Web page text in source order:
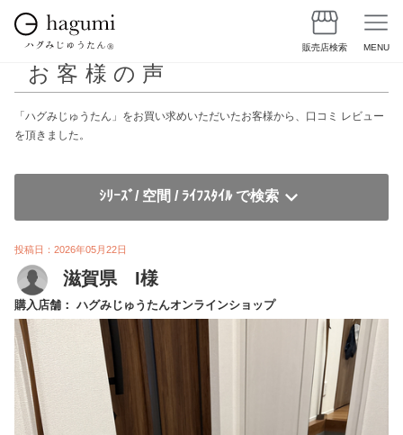
販売店検索 MENU
お客様の声
「ハグみじゅうたん」をお買い求めいただいたお客様から、口コミ レビュー
を頂きました。
ｼﾘｰｽﾞ/ 空間 / ﾗｲﾌｽﾀｲﾙ で検索
投稿日：2026年05月22日
滋賀県 I様
購入店舗： ハグみじゅうたんオンラインショップ